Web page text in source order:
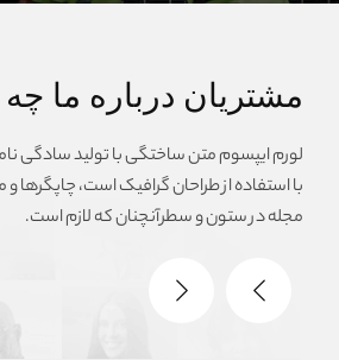
مشتریان درباره ما
لورم ایپسوم متن ساختگی با تولید سادگی
با استفاده از طراحان گرافیک است، چاپگرها و
مجله در ستون و سطرآنچنان که لازم است.